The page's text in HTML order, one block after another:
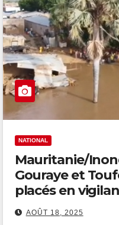
NATIONAL
Mauritanie/
Gouraye et
placés en
l’OMVS
AOÛT 18, 2025